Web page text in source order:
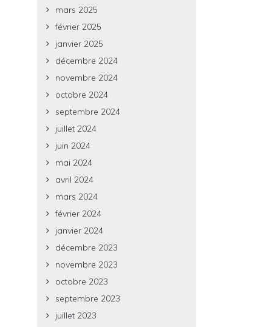
mars 2025
février 2025
janvier 2025
décembre 2024
novembre 2024
octobre 2024
septembre 2024
juillet 2024
juin 2024
mai 2024
avril 2024
mars 2024
février 2024
janvier 2024
décembre 2023
novembre 2023
octobre 2023
septembre 2023
juillet 2023